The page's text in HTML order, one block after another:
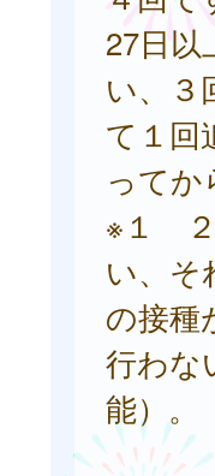
27日以
い、３
て１回
ってか
※１ ２
い、そ
の接種
行わな
能）。